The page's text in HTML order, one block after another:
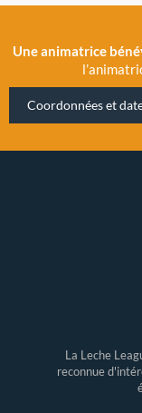
Une animatrice
Coordonnées et
La Leche
reconnue